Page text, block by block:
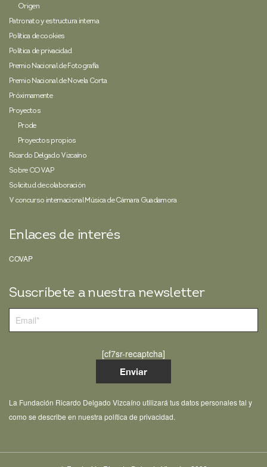
Origen
Patronato y estructura interna
Política de cookies
Política de privacidad
Premio Nacional de Fotografía
Premio Nacional de Novela Corta
Próximamente
Proyectos
Prode
Proyectos propios
Ricardo Delgado Vizcaíno
Sobre COVAP
Solicitud de colaboración
V concurso internacional Música de Cámara Guadamora
Enlaces de interés
COVAP
Suscríbete a nuestra newsletter
[cf7sr-recaptcha]
La Fundación Ricardo Delgado Vizcaíno utilizará tus datos personales tal y
como se describe en nuestra política de privacidad.